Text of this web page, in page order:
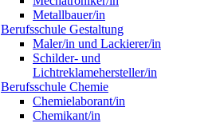
Metallbauer/in
Berufsschule Gestaltung
Maler/in und Lackierer/in
Schilder- und
Lichtreklamehersteller/in
Berufsschule Chemie
Chemielaborant/in
Chemikant/in